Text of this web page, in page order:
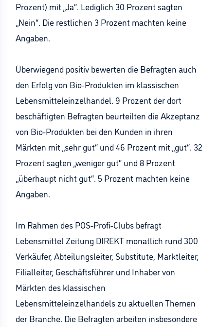
Prozent) mit „Ja“. Lediglich 30 Prozent sagten
„Nein“. Die restlichen 3 Prozent machten keine
Angaben.
Überwiegend positiv bewerten die Befragten auch
den Erfolg von Bio-Produkten im klassischen
Lebensmitteleinzelhandel. 9 Prozent der dort
beschäftigten Befragten beurteilten die Akzeptanz
von Bio-Produkten bei den Kunden in ihren
Märkten mit „sehr gut“ und 46 Prozent mit „gut“. 32
Prozent sagten „weniger gut“ und 8 Prozent
„überhaupt nicht gut“. 5 Prozent machten keine
Angaben.
Im Rahmen des POS-Profi-Clubs befragt
Lebensmittel Zeitung DIREKT monatlich rund 300
Verkäufer, Abteilungsleiter, Substitute, Marktleiter,
Filialleiter, Geschäftsführer und Inhaber von
Märkten des klassischen
Lebensmitteleinzelhandels zu aktuellen Themen
der Branche. Die Befragten arbeiten insbesondere